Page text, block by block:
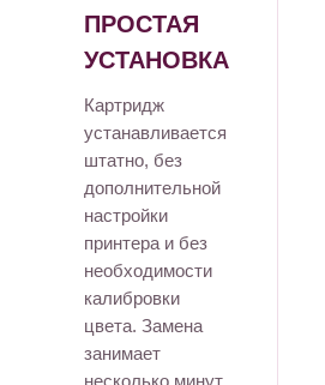
ПРОСТАЯ
УСТАНОВКА
Картридж
устанавливается
штатно, без
дополнительной
настройки
принтера и без
необходимости
калибровки
цвета. Замена
занимает
несколько минут